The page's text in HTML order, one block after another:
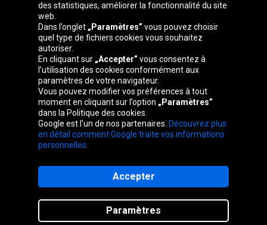
Česká
republika
Deutschland Éire España
France Italia Magyarország Nederland
Österreich Polska
Slovenská
republika
United
Kingdom
Plan du site
des statistiques, améliorer la fonctionnalité du site
web.
Dans l’onglet „Paramètres” vous pouvez choisir
quel type de fichiers cookies vous souhaitez
autoriser.
En cliquant sur „Accepter” vous consentez à
l’utilisation des cookies conformément aux
paramètres de votre navigateur.
Vous pouvez modifier vos préférences à tout
moment en cliquant sur l’option „Paramètres”
dans la Politique des cookies.
Google est l'un de nos partenaires. Découvrez plus
en détail comment Google traite vos informations
personnelles.
Paramètres
Accepter